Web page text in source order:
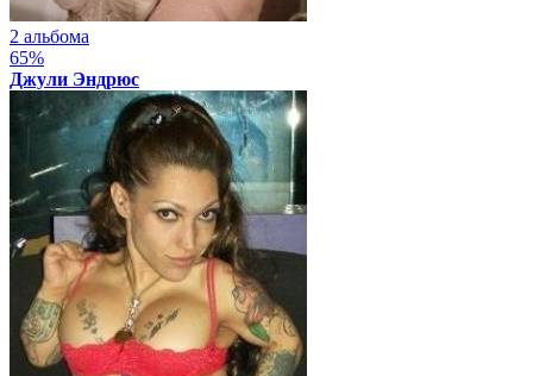
2 альбома
65%
Джули Эндрюс